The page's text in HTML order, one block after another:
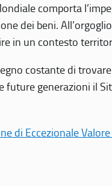
comporta
dei beni.
in un contesto
costante di
generazioni il
di Eccezionale